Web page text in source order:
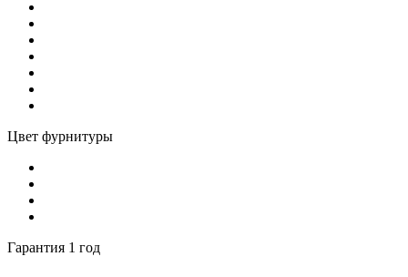
Цвет фурнитуры
Гарантия 1 год